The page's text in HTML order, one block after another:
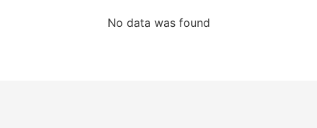
No data was found